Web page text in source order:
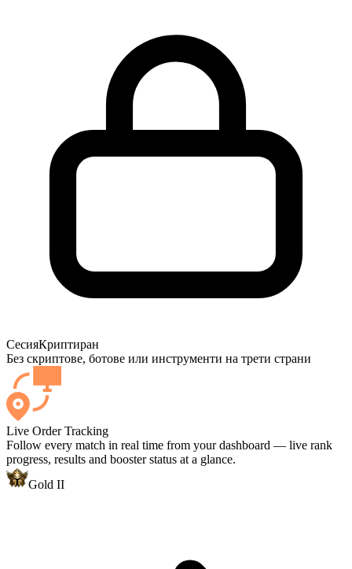
СесияКриптиран
Без скриптове, ботове или инструменти на трети страни
Live Order Tracking
Follow every match in real time from your dashboard — live rank
progress, results and booster status at a glance.
Gold II